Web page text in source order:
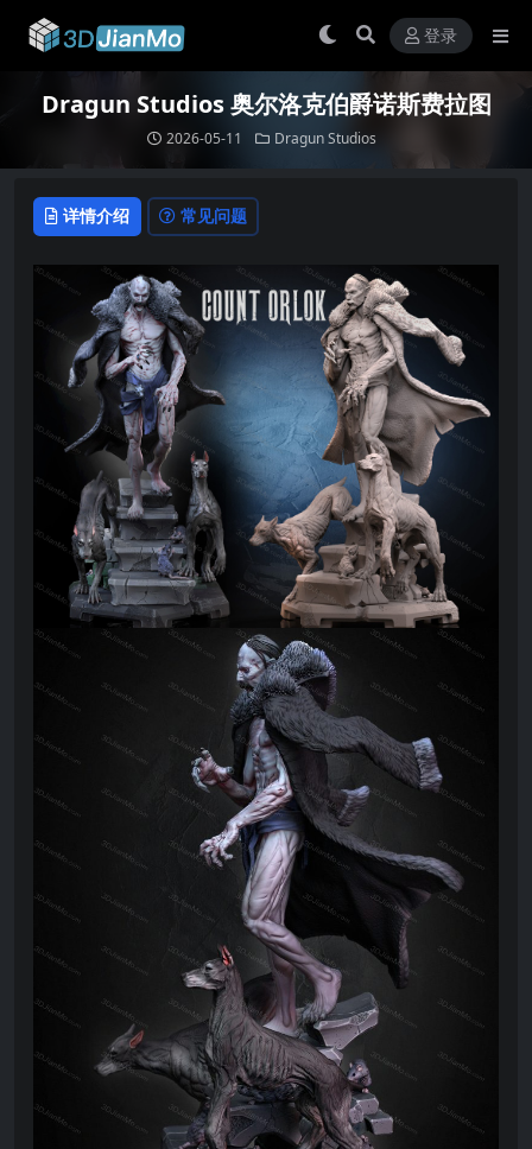
登录
Dragun Studios 奥尔洛克伯爵诺斯费拉图
2026-05-11 Dragun Studios
详情介绍 常见问题